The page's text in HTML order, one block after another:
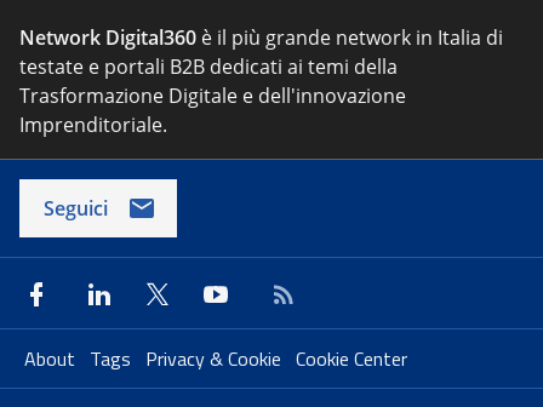
Network Digital360 è il più grande network in Italia di
testate e portali B2B dedicati ai temi della
Trasformazione Digitale e dell'innovazione
Imprenditoriale.
Seguici
About Tags Privacy & Cookie Cookie Center